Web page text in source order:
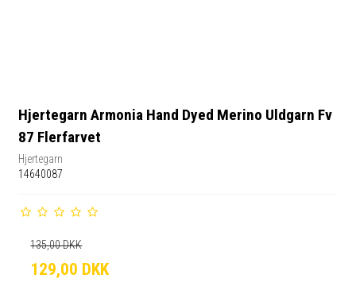
Hjertegarn Armonia Hand Dyed Merino Uldgarn Fv
87 Flerfarvet
Hjertegarn
14640087
135,00 DKK
129,00 DKK